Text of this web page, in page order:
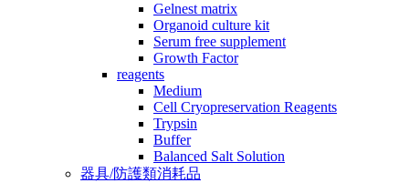
Gelnest matrix
Organoid culture kit
Serum free supplement
Growth Factor
reagents
Medium
Cell Cryopreservation Reagents
Trypsin
Buffer
Balanced Salt Solution
器具/防護類消耗品